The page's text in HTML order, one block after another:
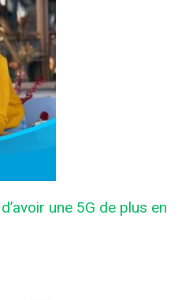
une 5G de plus en